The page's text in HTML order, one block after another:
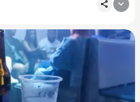
Compartir Noticia